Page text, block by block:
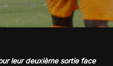
leur deuxième sortie face